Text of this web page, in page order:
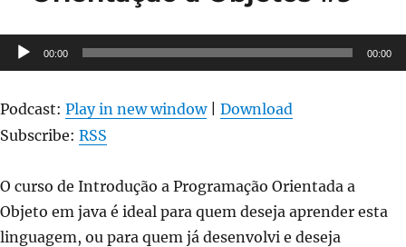
Tocador
de
00:00 00:00
Podcast: Play in new window| Download
Subscribe: RSS
O curso de Introdução a Programação Orientada a
Objeto em java é ideal para quem deseja aprender esta
linguagem, ou para quem já desenvolvi e deseja